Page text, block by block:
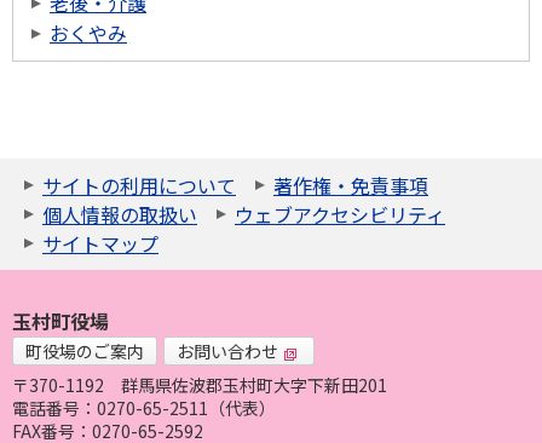
おくやみ
サイトの利用について
著作権・免責事項
個人情報の取扱い
ウェブアクセシビリティ
サイトマップ
玉村町役場
町役場のご案内
お問い合わせ
〒370-1192
群馬県佐波郡玉村町大字下新田201
電話番号：0270-65-2511（代表）
FAX番号：0270-65-2592